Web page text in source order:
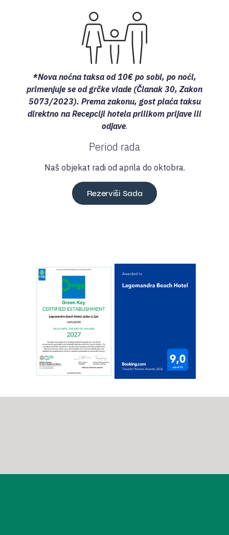
*Nova noćna taksa od 10€ po sobi, po noći,
primenjuje se od grčke vlade (Članak 30, Zakon
5073/2023). Prema zakonu, gost plaća taksu
direktno na Recepciji hotela prilikom prijave ili
odjave.
Period rada
Naš objekat radi od aprila do oktobra.
Rezerviši Sada